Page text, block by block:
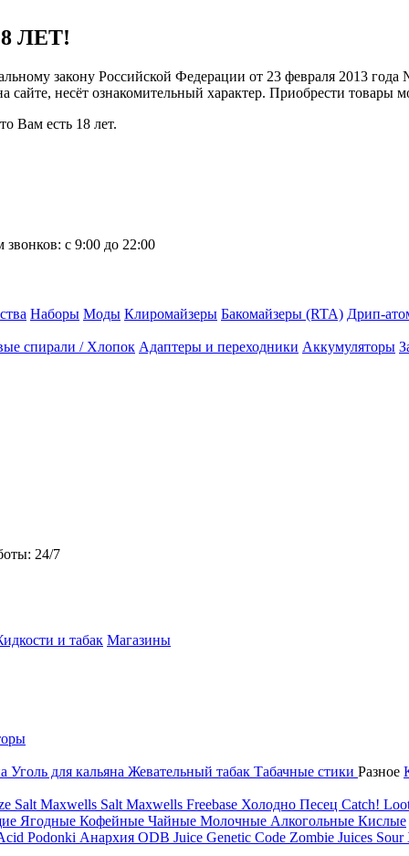
ЛЕТ!
закону Российской Федерации от 23 февраля 2013
сайте, несёт ознакомительный характер. Приобрести товары
Вам есть 18 лет.
звонков: с 9:00 до 22:00
Наборы Моды Клиромайзеры Бакомайзеры (RTA) Дрип-
спирали / Хлопок Адаптеры и переходники Аккумуляторы
24/7
и табак Магазины
Уголь для кальяна Жевательный табак Табачные стики Разное
Salt Maxwells Salt Maxwells Freebase Холодно Песец Catch!
Ягодные Кофейные Чайные Молочные Алкогольные Кислые
Podonki Анархия ODB Juice Genetic Code Zombie Juices Sour